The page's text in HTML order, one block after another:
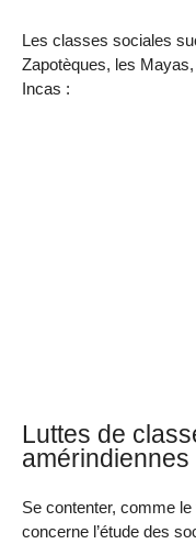
Les classes sociales
Zapotèques, les
Incas :
Luttes de
Se contenter, comme
concerne l’étude des